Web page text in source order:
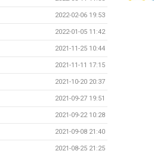
2022-02-06 19:53
2022-01-05 11:42
2021-11-25 10:44
2021-11-11 17:15
2021-10-20 20:37
2021-09-27 19:51
2021-09-22 10:28
2021-09-08 21:40
2021-08-25 21:25